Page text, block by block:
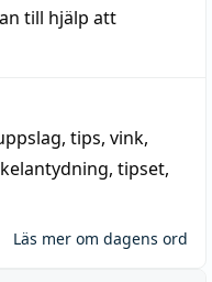
till hjälp att
, tips, vink,
tipset,
Läs mer om dagens ord